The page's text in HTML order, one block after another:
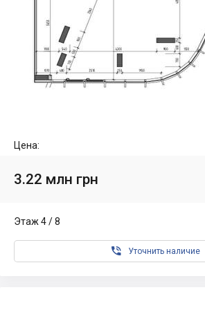
Цена:
3.22 млн грн
Этаж 4 / 8
 Уточнить наличие